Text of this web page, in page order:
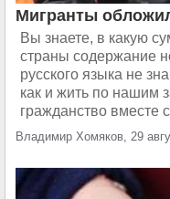
Мигранты
Вы знаете, в какую
страны содержание
русского языка не
как и жить по нашим
гражданство вместе
Владимир Хомяков, 29